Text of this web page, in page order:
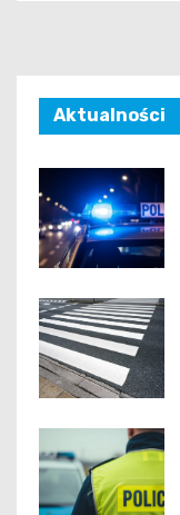
Aktualności